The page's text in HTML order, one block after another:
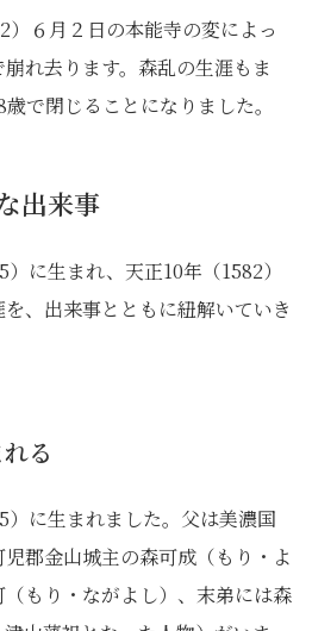
）６月２日の本能寺の変によっ
れ去ります。森乱の生涯もま
で閉じることになりました。
出来事
に生まれ、天正10年（1582）
、出来事とともに紐解いていき
る
）に生まれました。父は美濃国
児郡金山城主の森可成（もり・よ
もり・ながよし）、末弟には森